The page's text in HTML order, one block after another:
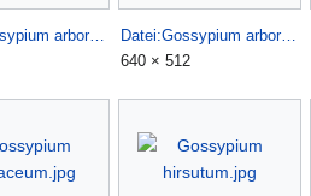
Datei:Gossypium arboreum (1).jpg
Datei:Gossypium arboreum (2).jpg
640 × 512